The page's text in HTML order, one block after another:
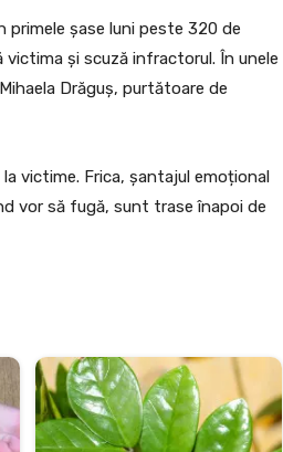
primele șase luni peste 320 de
victima și scuză infractorul. În unele
Drăguș, purtătoare de
victime. Frica, șantajul emoțional
vor să fugă, sunt trase înapoi de